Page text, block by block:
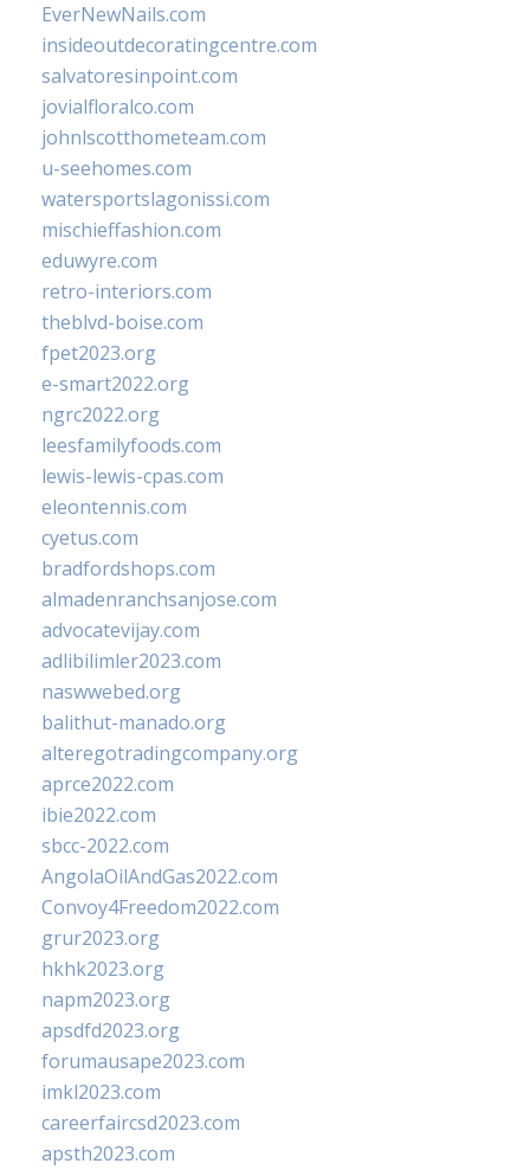
EverNewNails.com
insideoutdecoratingcentre.com
salvatoresinpoint.com
jovialfloralco.com
johnlscotthometeam.com
u-seehomes.com
watersportslagonissi.com
mischieffashion.com
eduwyre.com
retro-interiors.com
theblvd-boise.com
fpet2023.org
e-smart2022.org
ngrc2022.org
leesfamilyfoods.com
lewis-lewis-cpas.com
eleontennis.com
cyetus.com
bradfordshops.com
almadenranchsanjose.com
advocatevijay.com
adlibilimler2023.com
naswwebed.org
balithut-manado.org
alteregotradingcompany.org
aprce2022.com
ibie2022.com
sbcc-2022.com
AngolaOilAndGas2022.com
Convoy4Freedom2022.com
grur2023.org
hkhk2023.org
napm2023.org
apsdfd2023.org
forumausape2023.com
imkl2023.com
careerfaircsd2023.com
apsth2023.com